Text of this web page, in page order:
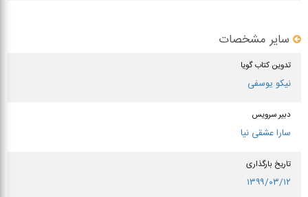
سایر مشخصات
تدوین کتاب گویا
نیکو یوسفی
دبیر سرویس
سارا عشقی نیا
تاریخ بارگذاری
۱۳۹۹/۰۳/۱۲